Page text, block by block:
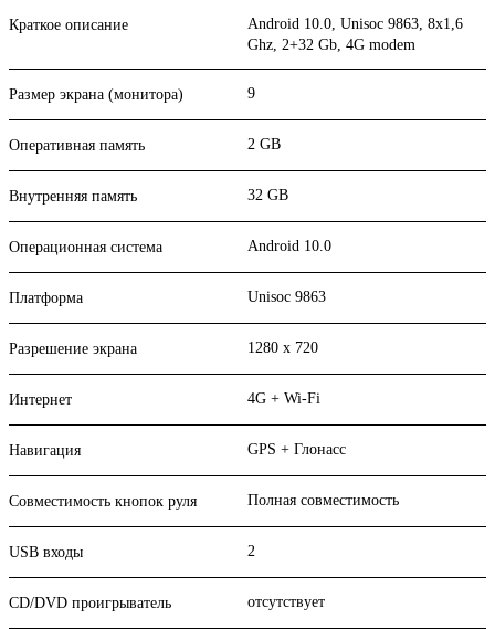
Краткое описание
Android 10.0, Unisoc 9863, 8х1,6
Ghz, 2+32 Gb, 4G modem
Размер экрана (монитора) 9
Оперативная память 2 GB
Внутренняя память 32 GB
Операционная система Android 10.0
Платформа Unisoc 9863
Разрешение экрана 1280 x 720
Интернет 4G + Wi-Fi
Навигация GPS + Глонасс
Совместимость кнопок руля Полная совместимость
USB входы 2
CD/DVD проигрыватель отсутствует